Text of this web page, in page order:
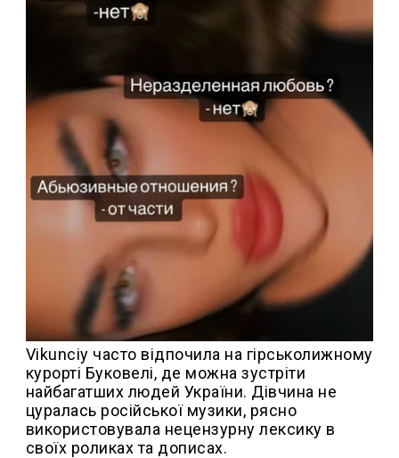
Vikunciy часто відпочила на гірськолижному
курорті Буковелі, де можна зустріти
найбагатших людей України. Дівчина не
цуралась російської музики, рясно
використовувала нецензурну лексику в
своїх роликах та дописах.